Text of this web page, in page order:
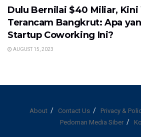
Dulu Bernilai $40 Miliar,
Terancam Bangkrut: Apa
Startup Coworking Ini?
AUGUST 15, 2023
About Contact Us Privacy &
Pedoman Media Siber